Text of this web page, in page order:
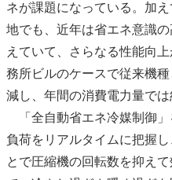
ネが課題になっている。加
地でも、近年は省エネ意識
えていて、さらなる性能向
務所ビルのケースで従来機種
減し、年間の消費電力量では
「全自動省エネ冷媒制御」
負荷をリアルタイムに把握
とで圧縮機の回転数を抑え